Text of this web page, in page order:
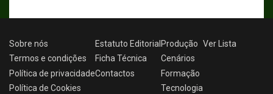
Sobre nós
Termos e condições
Política de privacidade
Política de Cookies
Estatuto Editorial
Ficha Técnica
Contactos
Produção
Cenários
Formação
Tecnologia
Ver Lista